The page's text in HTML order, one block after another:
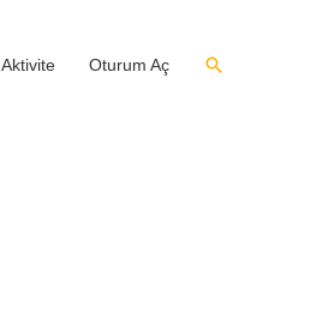
Aktivite Oturum Aç